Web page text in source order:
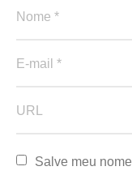
Salve meu